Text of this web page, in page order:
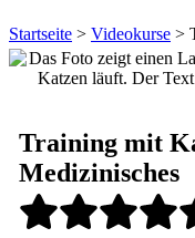
Startseite > Videokurse >
Training mit
Medizinisches